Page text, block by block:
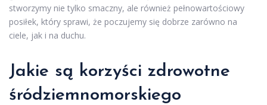
stworzymy nie tylko smaczny, ale również pełnowartościowy
posiłek, który sprawi, że poczujemy się dobrze zarówno na
ciele, jak i na duchu.
Jakie są korzyści zdrowotne
śródziemnomorskiego